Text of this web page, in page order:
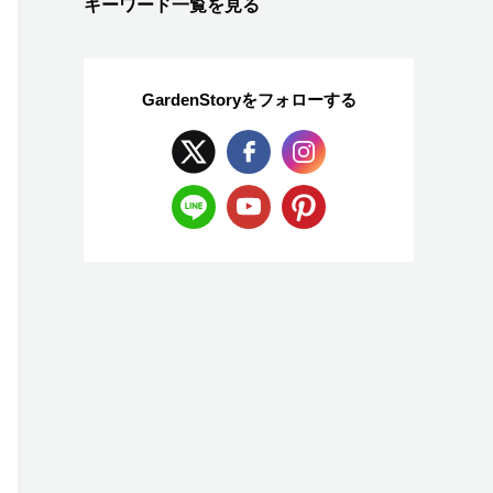
キーワード一覧を見る
GardenStoryをフォローする